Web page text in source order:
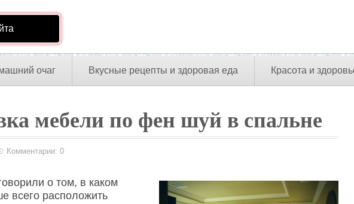
очаг Вкусные рецепты и здоровая еда Красота и
мебели по фен шуй в спальне
Комментарии: 0
о том, в каком
всего расположить